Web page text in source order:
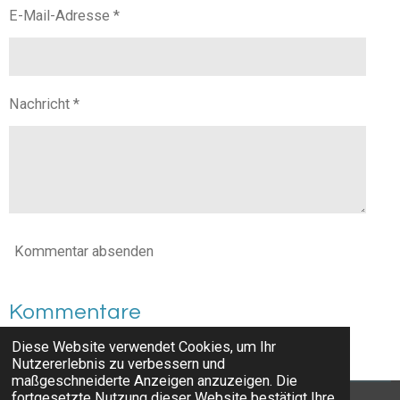
Diese Website verwendet Cookies, um Ihr
Nutzererlebnis zu verbessern und
maßgeschneiderte Anzeigen anzuzeigen. Die
E-Mail-Adresse *
Nachricht *
Kommentar absenden
Kommentare
Es gibt noch keine Kommentare.